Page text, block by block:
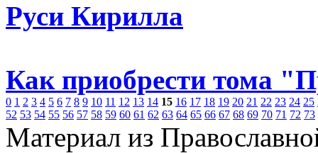
Руси Кирилла
Как приобрести тома
0 1 2 3 4 5 6 7 8 9 10 11 12 13 14 15 16 17 18 19 20 21 22 23 24 25
52 53 54 55 56 57 58 59 60 61 62 63 64 65 66 67 68 69 70 71 72 73
Материал из